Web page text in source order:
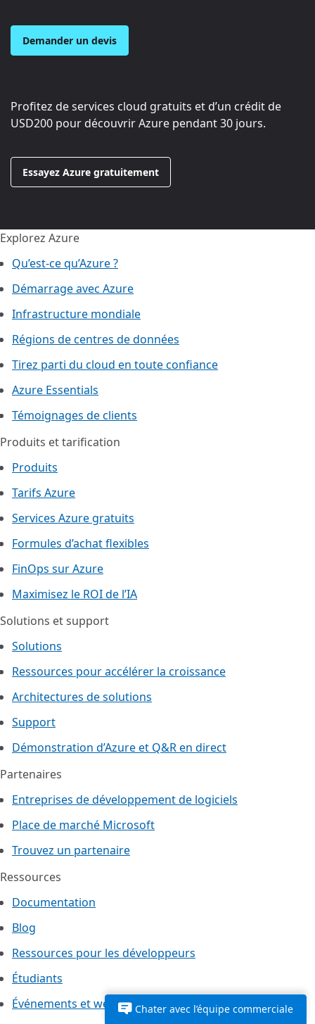
Demander un devis
Profitez de services cloud gratuits et d’un crédit de
USD200 pour découvrir Azure pendant 30 jours.
Essayez Azure gratuitement
Chater avec l’équipe commerciale
Explorez Azure
Qu’est-ce qu’Azure ?
Démarrage avec Azure
Infrastructure mondiale
Régions de centres de données
Tirez parti du cloud en toute confiance
Azure Essentials
Témoignages de clients
Produits et tarification
Produits
Tarifs Azure
Services Azure gratuits
Formules d’achat flexibles
FinOps sur Azure
Maximisez le ROI de l’IA
Solutions et support
Solutions
Ressources pour accélérer la croissance
Architectures de solutions
Support
Démonstration d’Azure et Q&R en direct
Partenaires
Entreprises de développement de logiciels
Place de marché Microsoft
Trouvez un partenaire
Ressources
Documentation
Blog
Ressources pour les développeurs
Étudiants
Événements et webinaires